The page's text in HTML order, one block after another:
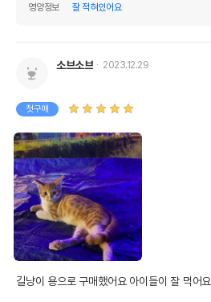
영양정보
잘 적혀있어요
소브소브 2023.12.29
첫구매
길냥이 용으로 구매했어요 아이들이 잘 먹어요